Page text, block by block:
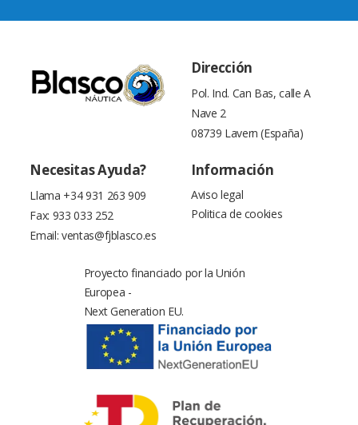
Dirección
Pol. Ind. Can Bas, calle A
Nave 2
08739 Lavern (España)
Necesitas Ayuda?
Llama +34 931 263 909
Fax: 933 033 252
Email: ventas@fjblasco.es
Información
Aviso legal
Politica de cookies
Proyecto financiado por la Unión
Europea -
Next Generation EU.